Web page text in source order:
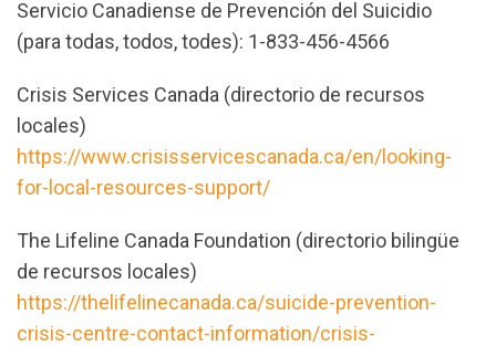
Servicio Canadiense de Prevención del Suicidio
(para todas, todos, todes): 1-833-456-4566
Crisis Services Canada (directorio de recursos
locales)
https://www.crisisservicescanada.ca/en/looking-
for-local-resources-support/
The Lifeline Canada Foundation (directorio bilingüe
de recursos locales)
https://thelifelinecanada.ca/suicide-prevention-
crisis-centre-contact-information/crisis-